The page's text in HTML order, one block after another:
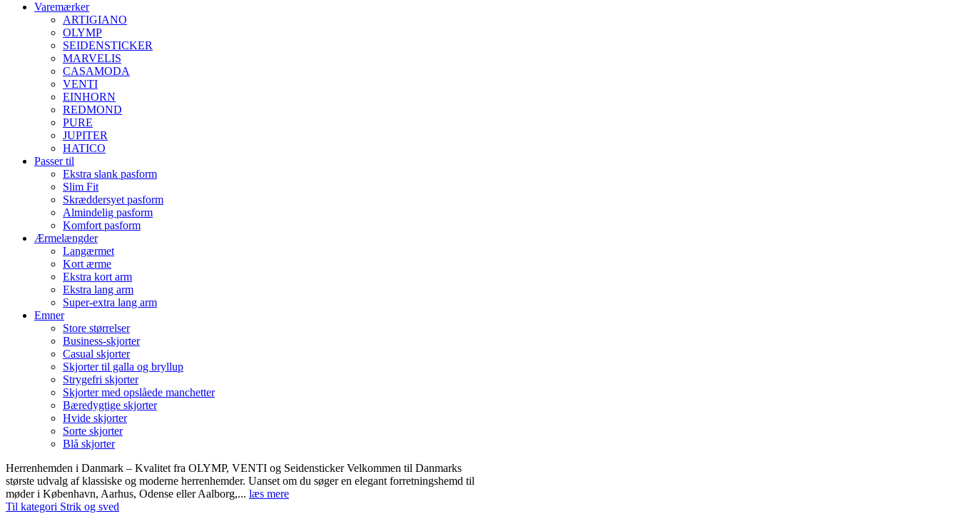
Varemærker
ARTIGIANO
OLYMP
SEIDENSTICKER
MARVELIS
CASAMODA
VENTI
EINHORN
REDMOND
PURE
JUPITER
HATICO
Passer til
Ekstra slank pasform
Slim Fit
Skræddersyet pasform
Almindelig pasform
Komfort pasform
Ærmelængder
Langærmet
Kort ærme
Ekstra kort arm
Ekstra lang arm
Super-extra lang arm
Emner
Store størrelser
Business-skjorter
Casual skjorter
Skjorter til galla og bryllup
Strygefri skjorter
Skjorter med opslåede manchetter
Bæredygtige skjorter
Hvide skjorter
Sorte skjorter
Blå skjorter
Herrenhemden i Danmark – Kvalitet fra OLYMP, VENTI og Seidensticker Velkommen til Danmarks
største udvalg af klassiske og moderne herrenhemder. Uanset om du søger en elegant forretningshemd til
møder i København, Aarhus, Odense eller Aalborg,... læs mere
Til kategori Strik og sved